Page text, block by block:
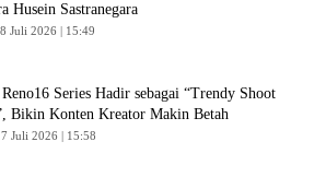
Husein Sastranegara
Juli 2026 | 15:49
Series Hadir sebagai “Trendy Shoot
Bikin Konten Kreator Makin Betah
Juli 2026 | 15:58